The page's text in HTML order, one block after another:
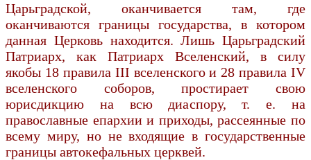
Ца­рьградской, оканчивается там, где
оканчиваются границы государства, в котором
данная Церковь находится. Лишь Царьградский
Патриарх, как Па­триарх Вселенский, в силу
якобы 18 правила III вселенского и 28 правила IV
вселенского соборов, простирает свою
юрисдикцию на всю диаспору, т. е. на
православные епархии и приходы, рассеянные по
всему миру, но не входящие в государственные
границы автокефальных церквей.